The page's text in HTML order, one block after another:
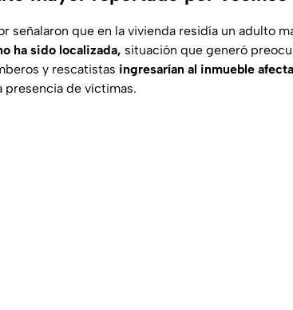
señalaron que en la vivienda residía un adulto
ha sido localizada, situación que generó
y rescatistas ingresarían al inmueble
presencia de víctimas.